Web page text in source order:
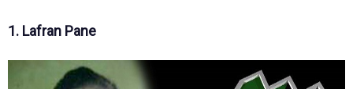
1. Lafran Pane